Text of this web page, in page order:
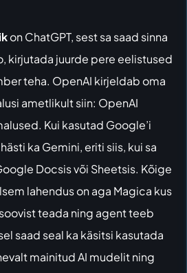
onChatGPT, sest sa saad sinna
kirjutada juurde pere eelistused
teha. OpenAI kirjeldab oma
ametlikult siin: OpenAI
Kui kasutad Google’i
ka Gemini, eriti siis, kui sa
Docsis või Sheetsis. Kõige
lahendus on aga Magica kus
teada ning agent teeb
saad seal ka käsitsi kasutada
mainitud AI mudelit ning